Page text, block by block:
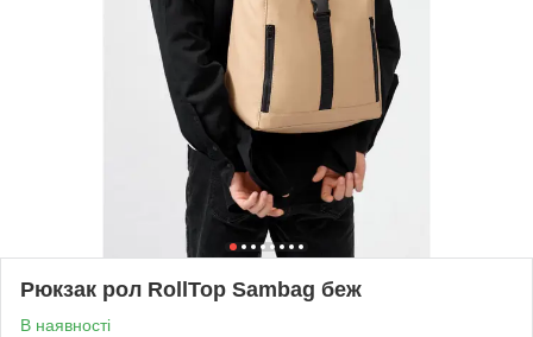
Рюкзак рол RollTop Sambag беж
В наявності